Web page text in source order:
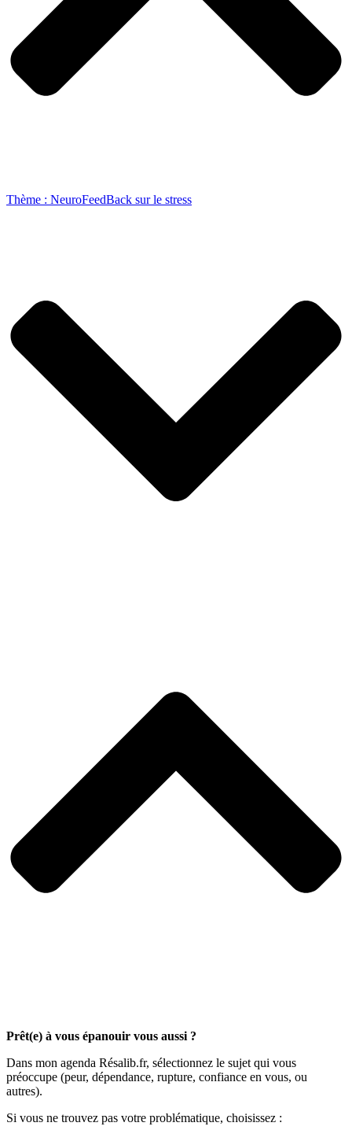
Thème : NeuroFeedBack sur le stress
Prêt(e) à vous épanouir vous aussi ?
Dans mon agenda Résalib.fr, sélectionnez le sujet qui vous
préoccupe (peur, dépendance, rupture, confiance en vous, ou
autres).
Si vous ne trouvez pas votre problématique, choisissez :